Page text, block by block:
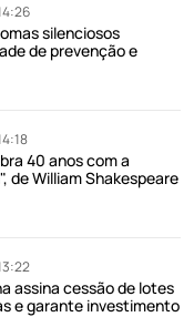
silenciosos
de prevenção e
40 anos com a
de William Shakespeare
assina cessão de lotes
e garante investimento